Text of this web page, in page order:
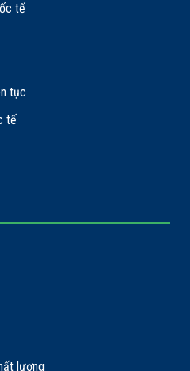
tế
tục
tế
lượng